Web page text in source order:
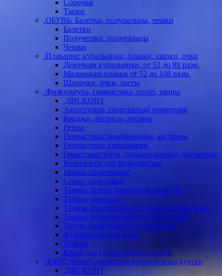
Сорочки
Тапки
.ОБУВЬ: Балетки, полупальцы, чешки
Балетки
Получешки, полупальцы
Чешки
.Плавание: купальники, плавки, шапки, очки
Девочкам купальники, от 52 до 88 разм.
Мальчикам плавки от 52 до 108 разм.
Шапочки, очки, ласты
.Физкультура, гимнастика, спорт, танцы
.ДИСКОНТ
Аксессуары, спортивный инвентарь
Бриджи, легинсы, лосины
Гетры
Гимнастика: комбинезоны, костюмы
Гимнастика: купальники
Гмнастика: топы, подкупальники, джемперы
Комплекты для физкультуры
Майки спортивные
Спорт: кроссовки
Танцы: брюки бальные мальчикам
Танцы: джазовки
Танцы: купальники и платья рейтинговые
Танцы: рубашки бальные мальчикам
Трусы: невидимки и спортивные
Фуфайки спортивные
Шорты
Юбки для гимнастики и танцев
.ФЛИС:брюки,джемперы,комбинезоны,куртки
.ДИСКОНТ